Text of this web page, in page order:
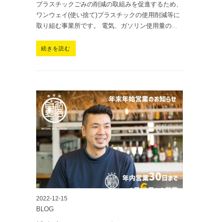
プラスチックごみの削減の取組みを促進するため、
ワンウェイ(使い捨て)プラスチックの使用削減等に
取り組む事業所です。 電気、ガソリン使用量の...
続きを読む
2022-12-15
BLOG